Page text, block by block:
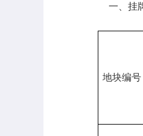
一、挂
地块编号